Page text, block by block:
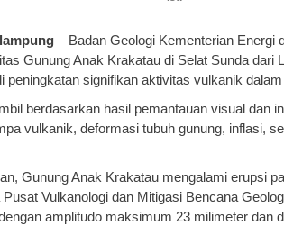
– Badan Geologi Kementerian Energi
Gunung Anak Krakatau di Selat Sunda dari
peningkatan signifikan aktivitas vulkanik
berdasarkan hasil pemantauan visual dan
vulkanik, deformasi tubuh gunung, inflasi,
Gunung Anak Krakatau mengalami erupsi
Vulkanologi dan Mitigasi Bencana
amplitudo maksimum 23 milimeter dan